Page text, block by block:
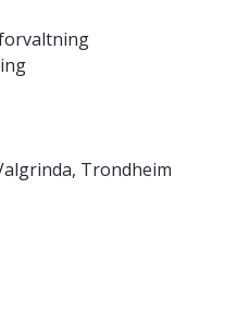
Trondheim